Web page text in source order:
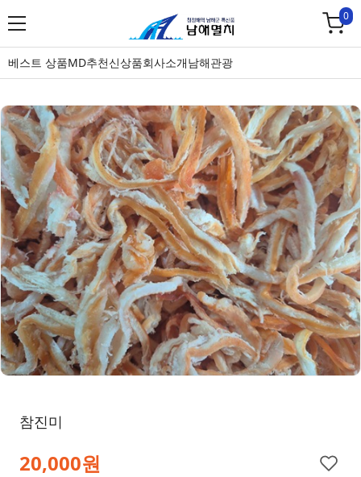
0
베스트 상품MD추천신상품회사소개남해관광
참진미
20,000원